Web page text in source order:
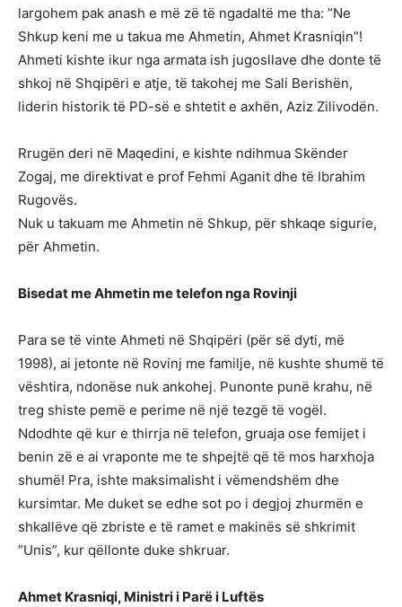
largohem pak anash e më zë të ngadaltë me tha: ”Ne
Shkup keni me u takua me Ahmetin, Ahmet Krasniqin”!
Ahmeti kishte ikur nga armata ish jugosllave dhe donte të
shkoj në Shqipëri e atje, të takohej me Sali Berishën,
liderin historik të PD-së e shtetit e axhën, Aziz Zilivodën.
Rrugën deri në Maqedini, e kishte ndihmua Skënder
Zogaj, me direktivat e prof Fehmi Aganit dhe të Ibrahim
Rugovës.
Nuk u takuam me Ahmetin në Shkup, për shkaqe sigurie,
për Ahmetin.
Bisedat me Ahmetin me telefon nga Rovinji
Para se të vinte Ahmeti në Shqipëri (për së dyti, më
1998), ai jetonte në Rovinj me familje, në kushte shumë të
vështira, ndonëse nuk ankohej. Punonte punë krahu, në
treg shiste pemë e perime në një tezgë të vogël.
Ndodhte që kur e thirrja në telefon, gruaja ose femijet i
benin zë e ai vraponte me te shpejtë që të mos harxhoja
shumë! Pra, ishte maksimalisht i vëmendshëm dhe
kursimtar. Me duket se edhe sot po i degjoj zhurmën e
shkallëve që zbriste e të ramet e makinës së shkrimit
”Unis”, kur qëllonte duke shkruar.
Ahmet Krasniqi, Ministri i Parë i Luftës